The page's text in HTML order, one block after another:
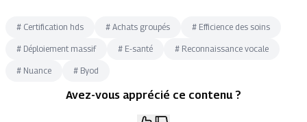
# Certification hds # Achats groupés # Efficience des soins
# Déploiement massif # E-santé # Reconnaissance vocale
# Nuance # Byod
Avez-vous apprécié ce contenu ?